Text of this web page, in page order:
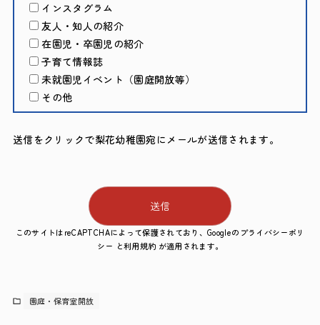
インスタグラム
友人・知人の紹介
在園児・卒園児の紹介
子育て情報誌
未就園児イベント（園庭開放等）
その他
送信をクリックで梨花幼稚園宛にメールが送信されます。
このサイトはreCAPTCHAによって保護されており、Googleの プライバシーポリ
シー と利用規約 が適用されます。
園庭・保育室開放